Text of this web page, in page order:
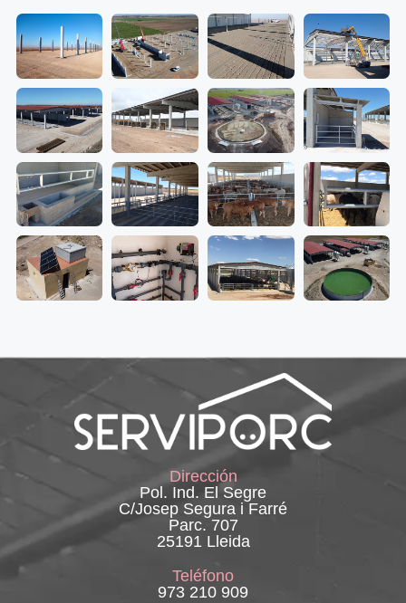
Dirección
Pol. Ind. El Segre
C/Josep Segura i Farré
Parc. 707
25191 Lleida
Teléfono
973 210 909